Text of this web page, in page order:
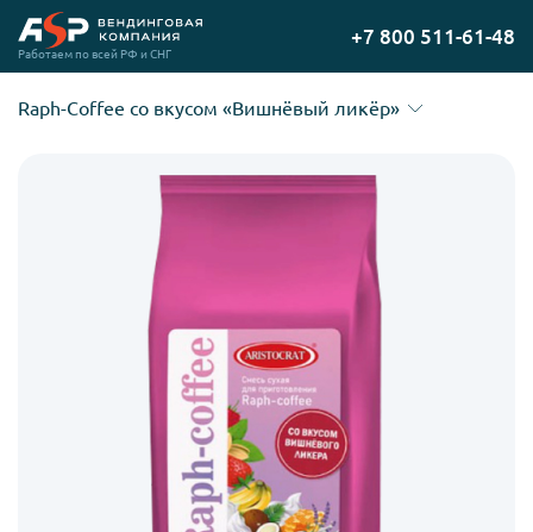
Перейти
на
Работаем по всей РФ и СНГ
+7 800 511-61-48
Raph-Coffee со вкусом «Вишнёвый ликёр»